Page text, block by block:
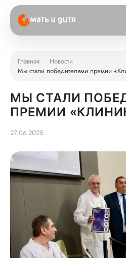
Главная
Новости
Мы стали победителями премии
МЫ СТАЛИ
ПРЕМИИ
27.06.2025